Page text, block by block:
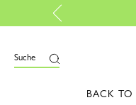
Suche
BACK TO